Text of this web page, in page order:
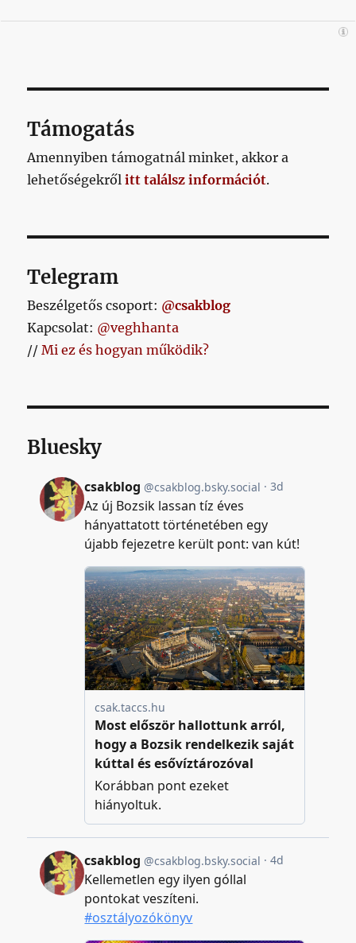
Támogatás
Amennyiben támogatnál minket, akkor a
lehetőségekrőlitt találsz információt.
Telegram
Beszélgetős csoport: @csakblog
Kapcsolat: @veghhanta
//Mi ez és hogyan működik?
Bluesky